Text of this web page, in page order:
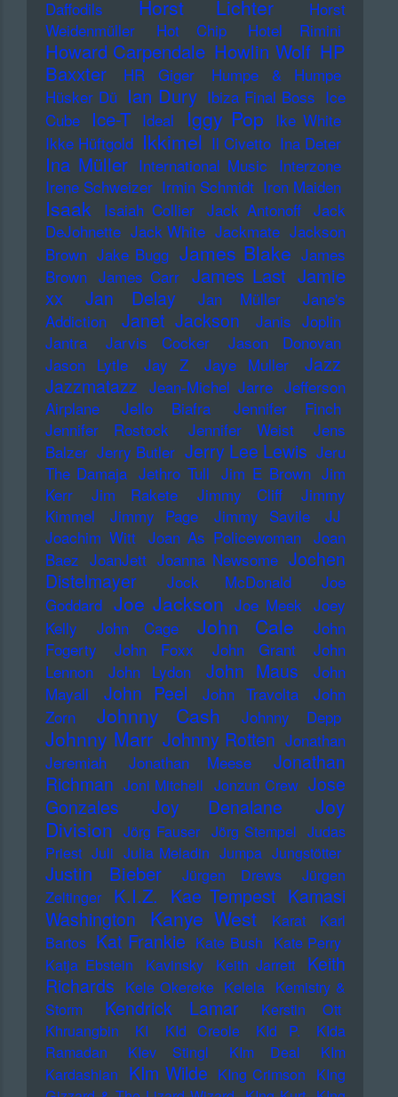
Daffodils Horst Lichter
Horst
Weidenmüller
Hot Chip Hotel Rimini
Howard Carpendale Howlin Wolf HP
Baxxter
HR Giger
Humpe & Humpe
Hüsker Dü Ian Dury Ibiza Final Boss Ice
Cube
Ice-T Ideal Iggy Pop Ike White
Ikke Hüftgold Ikkimel Il Civetto Ina Deter
Ina Müller International Music Interzone
Irene Schweizer Irmin Schmidt Iron Maiden
Isaak Isaiah Collier Jack Antonoff Jack
DeJohnette Jack White Jackmate Jackson
Brown Jake Bugg James Blake James
Brown James Carr James Last Jamie
xx
Jan Delay Jan Müller
Jane's
Addiction
Janet Jackson
Janis Joplin
Jantra
Jarvis Cocker
Jason Donovan
Jason Lytle
Jay Z Jaye Muller
Jazz
Jazzmatazz Jean-Michel Jarre Jefferson
Airplane
Jello Biafra
Jennifer Finch
Jennifer Rostock
Jennifer Weist
Jens
Balzer Jerry Butler Jerry Lee Lewis Jeru
The Damaja Jethro Tull Jim E Brown Jim
Kerr
Jim Rakete Jimmy Cliff
Jimmy
Kimmel
Jimmy Page Jimmy Savile
JJ
Joachim Witt Joan As Policewoman Joan
Baez JoanJett Joanna Newsome Jochen
Distelmayer
Jock McDonald
Joe
Goddard Joe Jackson Joe Meek Joey
Kelly
John Cage John Cale
John
Fogerty
John Foxx John Grant
John
Lennon
John Lydon John Maus
John
Mayall
John Peel John Travolta
John
Zorn
Johnny Cash Johnny Depp
Johnny Marr Johnny Rotten Jonathan
Jeremiah
Jonathan Meese
Jonathan
Richman Joni Mitchell Jonzun Crew Jose
Gonzales
Joy Denalane
Joy
Division Jörg Fauser Jörg Stempel Judas
Priest Juli Julia Meladin Jumpa Jungstötter
Justin Bieber Jürgen Drews
Jürgen
Zeltinger
K.I.Z. Kae Tempest Kamasi
Washington
Kanye West Karat
Karl
Bartos Kat Frankie Kate Bush Kate Perry
Katja Ebstein
Kavinsky Keith Jarrett
Keith
Richards Kele Okereke Kelela Kemistry &
Storm
Kendrick Lamar
Kerstin Ott
Khruangbin
KI KId Creole KId P.
KIda
Ramadan
KIev Stingl KIm Deal
KIm
Kardashian KIm Wilde KIng Crimson KIng